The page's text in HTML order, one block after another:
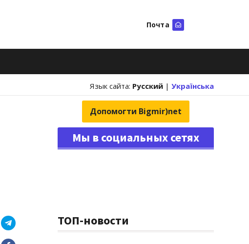
Почта
Язык сайта: Русский | Українська
Допомогти Bigmir)net
Мы в социальных сетях
ТОП-новости